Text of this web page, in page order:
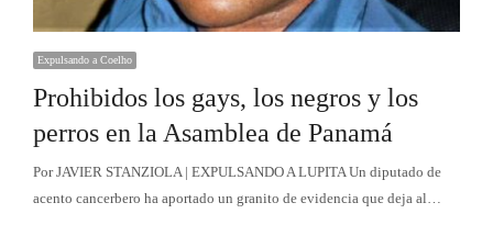
Expulsando a Coelho
Prohibidos los gays, los negros y los
perros en la Asamblea de Panamá
Por JAVIER STANZIOLA | EXPULSANDO A LUPITA Un diputado de
acento cancerbero ha aportado un granito de evidencia que deja al…